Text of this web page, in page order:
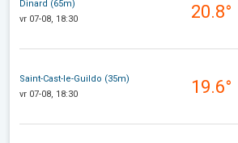
Dinard (65m)
vr 07-08, 18:30
20.8°
Saint-Cast-le-Guildo (35m)
vr 07-08, 18:30
19.6°